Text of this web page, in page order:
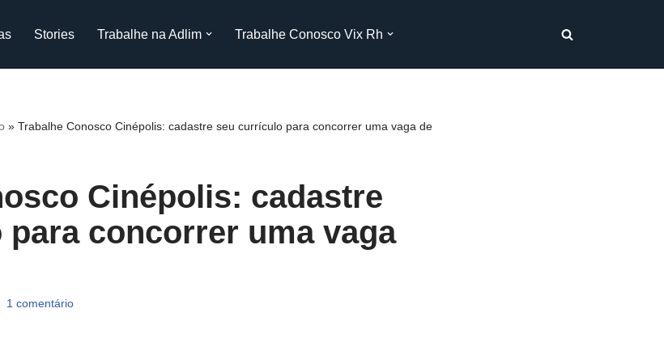
Stories Trabalhe na Adlim Trabalhe Conosco Vix Rh
» Trabalhe Conosco Cinépolis: cadastre seu currículo para concorrer uma vaga de
Cinépolis: cadastre
concorrer uma vaga
1 comentário